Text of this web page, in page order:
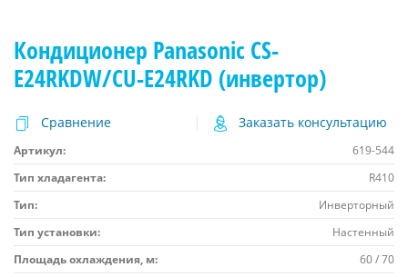
Кондиционер Panasonic CS-
E24RKDW/CU-E24RKD (инвертор)
Сравнение Заказать консультацию
Артикул:
619-544
Тип хладагента:
R410
Тип:
Инверторный
Тип установки:
Настенный
Площадь охлаждения, м:
60 / 70